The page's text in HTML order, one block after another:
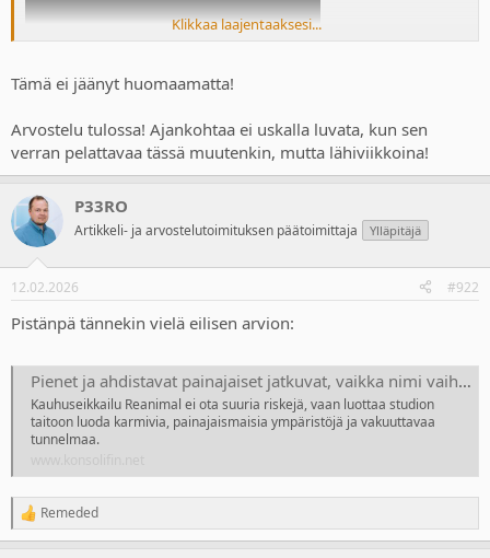
Klikkaa laajentaaksesi...
Tämä ei jäänyt huomaamatta!
Arvostelu tulossa! Ajankohtaa ei uskalla luvata, kun sen
verran pelattavaa tässä muutenkin, mutta lähiviikkoina!
P33RO
Artikkeli- ja arvostelutoimituksen päätoimittaja Ylläpitäjä
12.02.2026 #922
Pistänpä tännekin vielä eilisen arvion:
Pienet ja ahdistavat painajaiset jatkuvat, vaikka nimi vaihtui
Kauhuseikkailu Reanimal ei ota suuria riskejä, vaan luottaa studion
taitoon luoda karmivia, painajaismaisia ympäristöjä ja vakuuttavaa
tunnelmaa.
R
e
Remeded